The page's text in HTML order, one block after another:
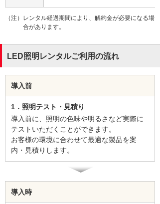
（注）レンタル経過期間により、解約金が必要になる場
合があります。
LED照明レンタルご利用の流れ
導入前
1．照明テスト・見積り
導入前に、照明の色味や明るさなど実際に
テストいただくことができます。
お客様の環境に合わせて最適な製品を案
内・見積りします。
導入時